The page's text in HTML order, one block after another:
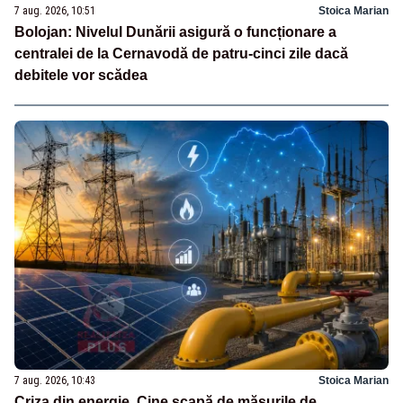
7 aug. 2026, 10:51 Stoica Marian
Bolojan: Nivelul Dunării asigură o funcționare a
centralei de la Cernavodă de patru-cinci zile dacă
debitele vor scădea
7 aug. 2026, 10:43 Stoica Marian